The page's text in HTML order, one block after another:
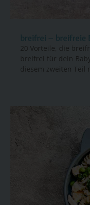
breifrei – breifreie
20 Vorteile, die
breifrei für dein
diesem zweiten Teil